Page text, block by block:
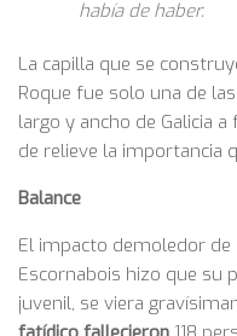
había de haber.
La capilla que se
Roque fue solo una de
largo y ancho de Galicia
de relieve la importancia
Balance
El impacto demoledor de
Escornabois hizo que su
juvenil, se viera